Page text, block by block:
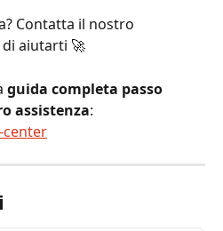
Contatta il nostro
aiutarti 🚀
guida completa passo
assistenza: